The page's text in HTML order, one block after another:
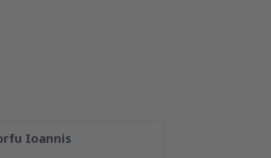
Ioannis